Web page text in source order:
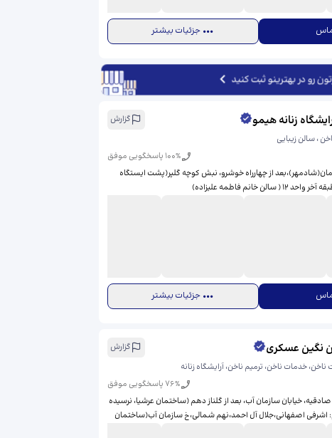
جزئیات بیشتر
رو در بهترینو ثبت کنید
زنانه هیمو
گزارش
، سالن زیبایی
100% پاسخگویی موفق
از چهارراه خوشرو، نبش کوچه گلپر(پشت ایستگاه
جزئیات بیشتر
نگین عسکری
گزارش
خدمات ناخن، ترمیم ناخن، آرایشگاه زنانه
76% پاسخگویی موفق
خیابان سازمان آب، بعد از گلناز دهم (ساختمان عرشیا، نرسیده
اشرفی اصفهانی،جلال آل احمد،نهم شمالی،خ سازمان آب(ساختمان